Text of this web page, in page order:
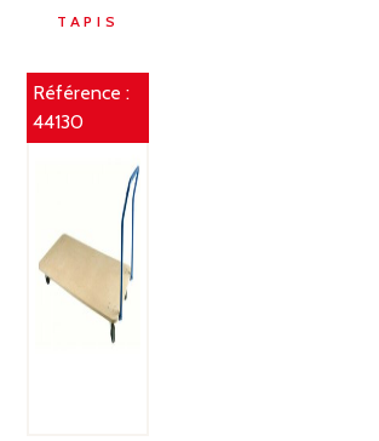
TAPIS
Référence :
44130